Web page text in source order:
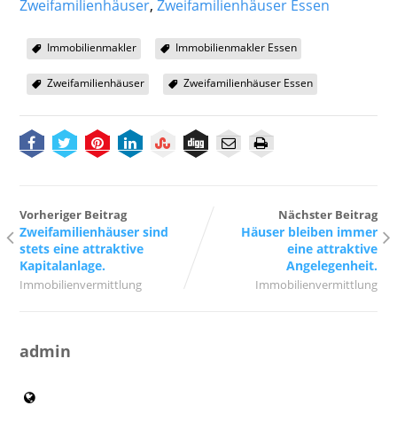
Zweifamilienhäuser, Zweifamilienhäuser Essen
Immobilienmakler Immobilienmakler Essen
Zweifamilienhäuser Zweifamilienhäuser Essen
Vorheriger Beitrag
Zweifamilienhäuser sind
stets eine attraktive
Kapitalanlage.
Immobilienvermittlung
Nächster Beitrag
Häuser bleiben immer
eine attraktive
Angelegenheit.
Immobilienvermittlung
admin